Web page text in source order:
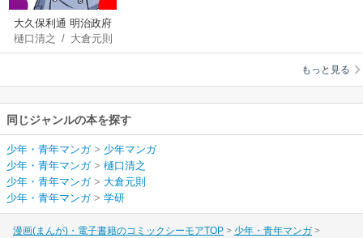
大久保利通 明治政府
の指導者
樋口清之 / 大倉元則
もっと見る
同じジャンルの本を探す
少年・青年マンガ> 少年マンガ
少年・青年マンガ> 樋口清之
少年・青年マンガ> 大倉元則
少年・青年マンガ> 学研
漫画(まんが)・電子書籍のコミックシーモアTOP
少年・青年マンガ